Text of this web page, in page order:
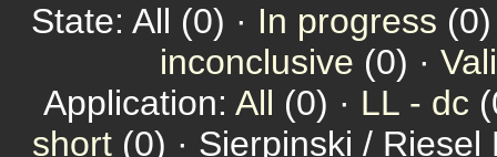
State: All (0) · In progress
inconclusive (0) ·
Application: All (0) · LL - dc
short (0) · Sierpinski /